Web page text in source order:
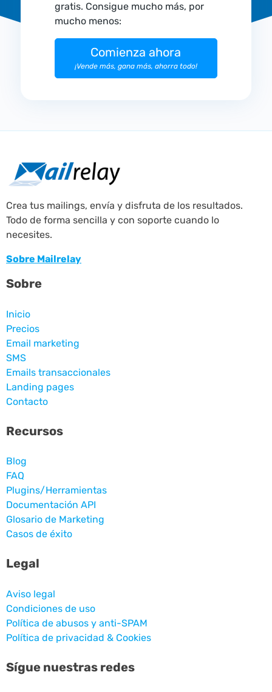
gratis. Consigue mucho más, por
mucho menos:
Comienza ahora
¡Vende más, gana más, ahorra todo!
Crea tus mailings, envía y disfruta de los resultados.
Todo de forma sencilla y con soporte cuando lo
necesites.
Sobre Mailrelay
Sobre
Inicio
Precios
Email marketing
SMS
Emails transaccionales
Landing pages
Contacto
Recursos
Blog
FAQ
Plugins/Herramientas
Documentación API
Glosario de Marketing
Casos de éxito
Legal
Aviso legal
Condiciones de uso
Política de abusos y anti-SPAM
Política de privacidad & Cookies
Sígue nuestras redes